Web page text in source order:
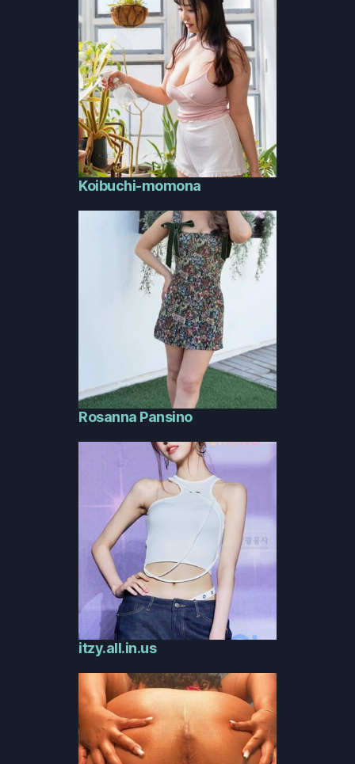
Koibuchi-momona
Rosanna Pansino
itzy.all.in.us